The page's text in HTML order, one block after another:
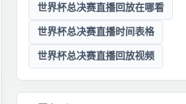
世界杯总决赛直播回放在哪看
世界杯总决赛直播时间表格
世界杯总决赛直播回放视频